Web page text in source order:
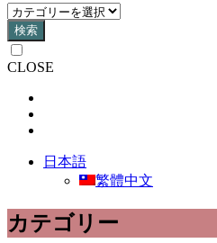
検索
CLOSE
日本語
繁體中文
カテゴリー